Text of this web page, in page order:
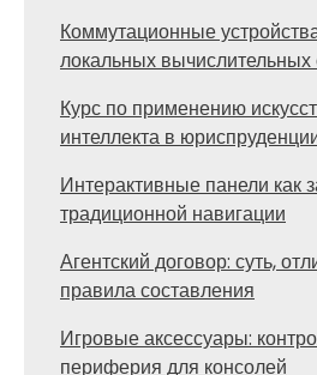
Коммутационные
локальных вычислительных
Курс по применению
интеллекта в
Интерактивные панели как
традиционной навигации
Агентский договор: суть,
правила составления
Игровые аксессуары:
периферия для консолей